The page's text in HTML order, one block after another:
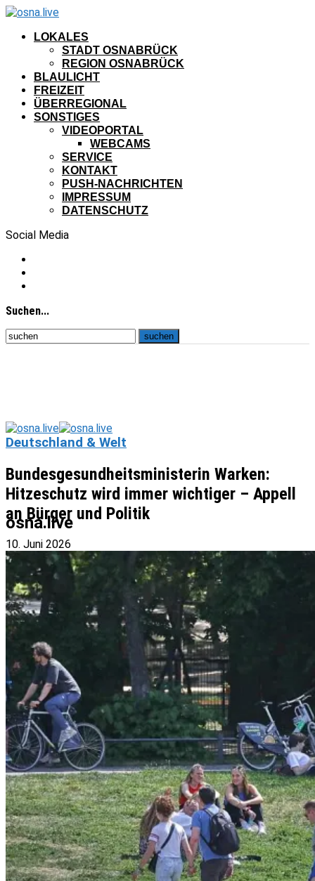
LOKALES
STADT OSNABRÜCK
REGION OSNABRÜCK
BLAULICHT
FREIZEIT
ÜBERREGIONAL
SONSTIGES
VIDEOPORTAL
WEBCAMS
SERVICE
KONTAKT
PUSH-NACHRICHTEN
IMPRESSUM
DATENSCHUTZ
Social Media
Suchen...
osna.live
Deutschland & Welt
Bundesgesundheitsministerin Warken:
Hitzeschutz wird immer wichtiger – Appell
an Bürger und Politik
10. Juni 2026